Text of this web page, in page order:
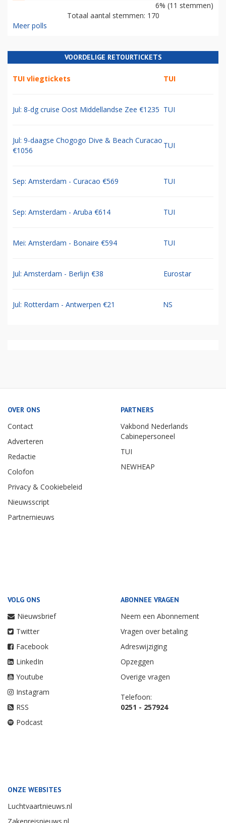
6% (11 stemmen)
Totaal aantal stemmen: 170
Meer polls
VOORDELIGE RETOURTICKETS
TUI vliegtickets TUI
Jul: 8-dg cruise Oost Middellandse Zee €1235 TUI
Jul: 9-daagse Chogogo Dive & Beach Curacao
€1056
TUI
Sep: Amsterdam - Curacao €569 TUI
Sep: Amsterdam - Aruba €614 TUI
Mei: Amsterdam - Bonaire €594 TUI
Jul: Amsterdam - Berlijn €38 Eurostar
Jul: Rotterdam - Antwerpen €21 NS
OVER ONS
Contact
Adverteren
Redactie
Colofon
Privacy & Cookiebeleid
Nieuwsscript
Partnernieuws
PARTNERS
Vakbond Nederlands
Cabinepersoneel
TUI
NEWHEAP
VOLG ONS
Nieuwsbrief
Twitter
Facebook
LinkedIn
Youtube
Instagram
RSS
Podcast
ABONNEE VRAGEN
Neem een Abonnement
Vragen over betaling
Adreswijziging
Opzeggen
Overige vragen
Telefoon:
0251 - 257924
ONZE WEBSITES
Luchtvaartnieuws.nl